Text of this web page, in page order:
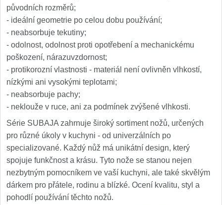
původních rozměrů;
- ideální geometrie po celou dobu používání;
- neabsorbuje tekutiny;
- odolnost, odolnost proti opotřebení a mechanickému
poškození, nárazuvzdornost;
- protikorozní vlastnosti - materiál není ovlivněn vlhkostí,
nízkými ani vysokými teplotami;
- neabsorbuje pachy;
- neklouže v ruce, ani za podmínek zvýšené vlhkosti.
Série SUBAJA zahrnuje široký sortiment nožů, určených
pro různé úkoly v kuchyni - od univerzálních po
specializované. Každý nůž má unikátní design, který
spojuje funkčnost a krásu. Tyto nože se stanou nejen
nezbytným pomocníkem ve vaší kuchyni, ale také skvělým
dárkem pro přátele, rodinu a blízké. Ocení kvalitu, styl a
pohodlí používání těchto nožů.